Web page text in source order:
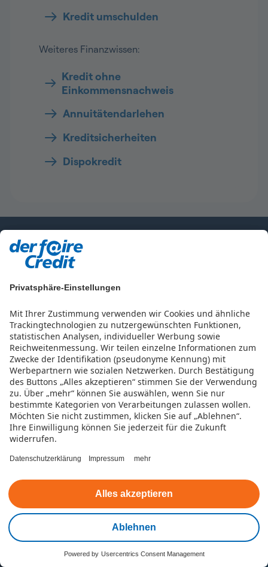
Privatsphäre-Einstellungen
Mit Ihrer Zustimmung verwenden wir Cookies und ähnliche
Trackingtechnologien zu nutzergewünschten Funktionen,
statistischen Analysen, individueller Werbung sowie
Reichweitenmessung. Wir teilen einzelne Informationen zum
Zwecke der Identifikation (pseudonyme Kennung) mit
Werbepartnern wie sozialen Netzwerken. Durch Bestätigung
des Buttons „Alles akzeptieren“ stimmen Sie der Verwendung
zu. Über „mehr“ können Sie auswählen, wenn Sie nur
bestimmte Kategorien von Verarbeitungen zulassen wollen.
Möchten Sie nicht zustimmen, klicken Sie auf „Ablehnen“.
Ihre Einwilligung können Sie jederzeit für die Zukunft
widerrufen.
Datenschutzerklärung Impressum mehr
Ablehnen
Alles akzeptieren
Powered by Usercentrics Consent Management
Kredit umschulden
Weiteres Finanzwissen:
Kredit ohne
Einkommensnachweis
Annuitätendarlehen
Kreditsicherheiten
Dispokredit
Mehr zum fairen Credit
Finanzieller Spielraum
Preise und Konditionen
die faire Credit App
Für Kunden